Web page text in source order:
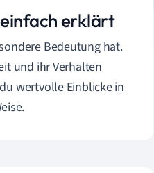
erklärt
Bedeutung hat.
und ihr Verhalten
wertvolle Einblicke in